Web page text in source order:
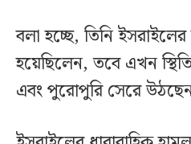
বলা হচ্ছে, তিনি
হয়েছিলেন, তবে এখন
এবং পুরোপুরি সেরে